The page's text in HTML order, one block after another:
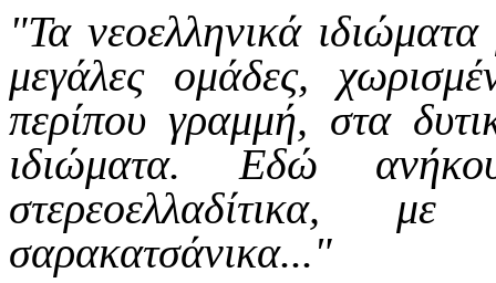
"Τα νεοελληνικά
μεγάλες ομάδες,
περίπου γραμμή, στα
ιδιώματα. Εδώ
στερεοελλαδίτικα,
σαρακατσάνικα..."